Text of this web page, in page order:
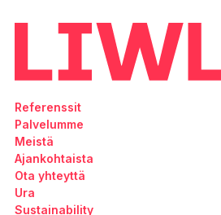
Referenssit
Palvelumme
Meistä
Ajankohtaista
Ota yhteyttä
Ura
Sustainability